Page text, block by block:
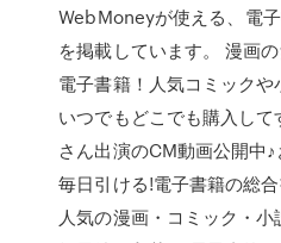
WebMoneyが使える、電
を掲載しています。 漫画
電子書籍！人気コミック
いつでもどこでも購入し
さん出演のCM動画公開中
毎日引ける!電子書籍の総
人気の漫画・コミック・